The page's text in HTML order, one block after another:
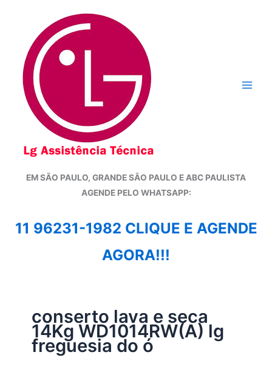
conteúdo
EM SÃO PAULO, GRANDE SÃO PAULO E ABC PAULISTA
AGENDE PELO WHATSAPP:
11 96231-1982 CLIQUE E AGENDE
AGORA!!!
conserto lava e seca
14Kg WD1014RW(A) lg
freguesia do ó